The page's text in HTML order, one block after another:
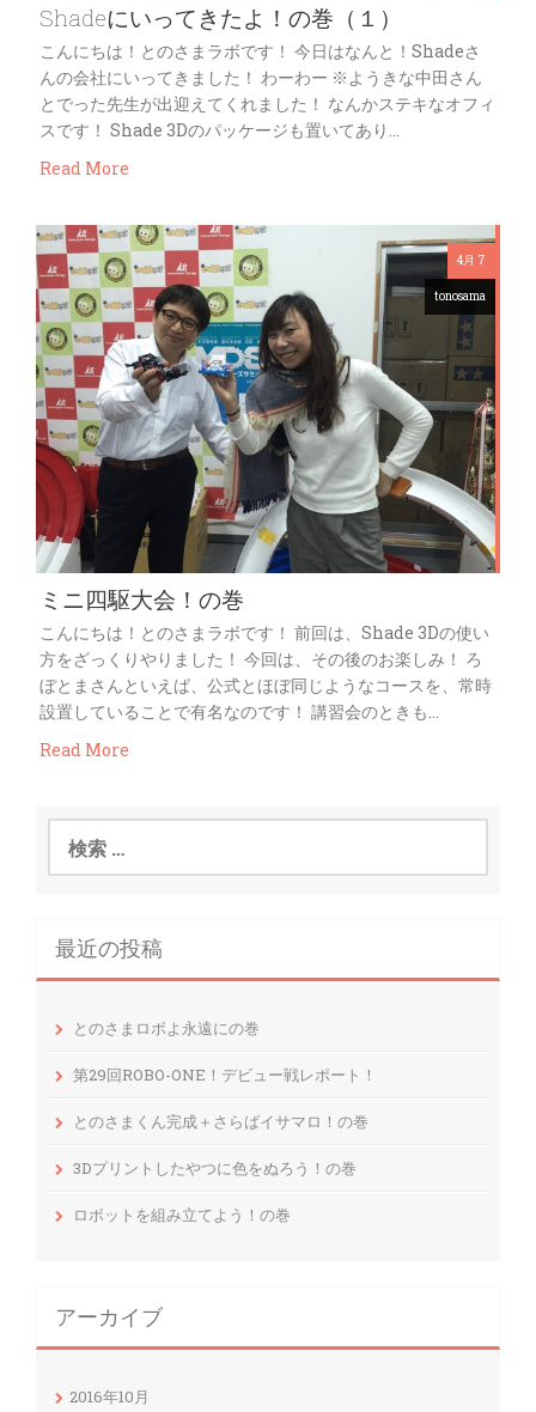
Shadeにいってきたよ！の巻（１）
こんにちは！とのさまラボです！ 今日はなんと！Shadeさ
んの会社にいってきました！ わーわー ※ようきな中田さん
とでった先生が出迎えてくれました！ なんかステキなオフィ
スです！ Shade 3Dのパッケージも置いてあり…
Read More
4月 7
tonosama
ミニ四駆大会！の巻
こんにちは！とのさまラボです！ 前回は、Shade 3Dの使い
方をざっくりやりました！ 今回は、その後のお楽しみ！ ろ
ぼとまさんといえば、公式とほぼ同じようなコースを、常時
設置していることで有名なのです！ 講習会のときも…
Read More
:
最近の投稿
とのさまロボよ永遠にの巻
第29回ROBO-ONE！デビュー戦レポート！
とのさまくん完成＋さらばイサマロ！の巻
3Dプリントしたやつに色をぬろう！の巻
ロボットを組み立てよう！の巻
アーカイブ
2016年10月